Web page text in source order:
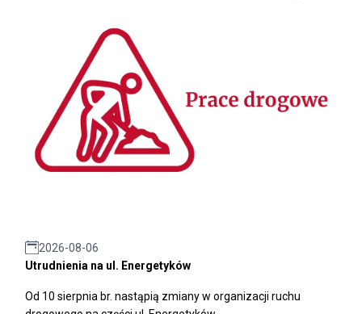
2026-08-06
Utrudnienia na ul. Energetyków
Od 10 sierpnia br. nastąpią zmiany w organizacji ruchu